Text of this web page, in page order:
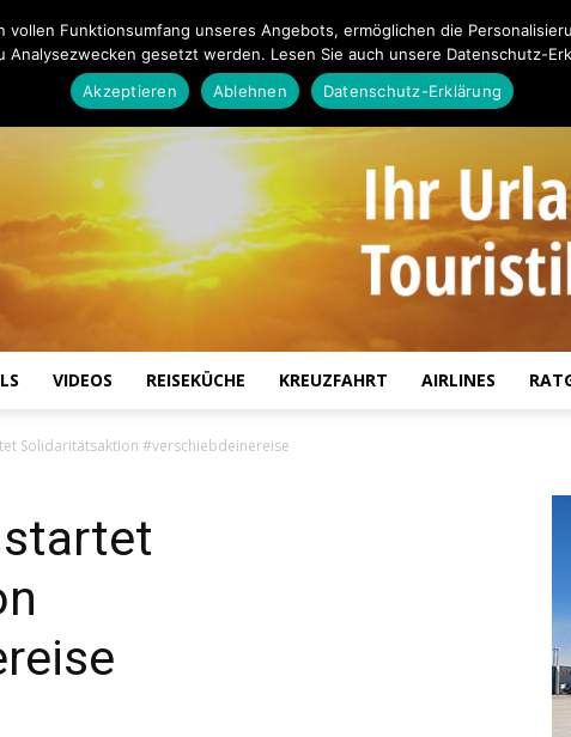
VIDEOS REISEKÜCHE KREUZFAHRT AIRLINES
Solidaritätsaktion #verschiebdeinereise
Funktionsumfang unseres Angebots, ermöglichen die
Analysezwecken gesetzt werden. Lesen Sie auch unsere Datenschutz-
Akzeptieren
Ablehnen Datenschutz-Erklärung